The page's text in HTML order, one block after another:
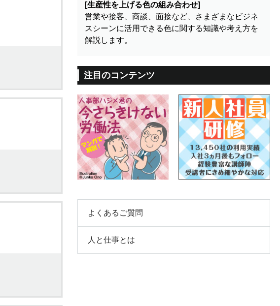
[生産性を上げる色の組み合わせ]
営業や接客、商談、面接など、さまざまなビジネ
スシーンに活用できる色に関する知識や考え方を
解説します。
注目のコンテンツ
よくあるご質問
人と仕事とは